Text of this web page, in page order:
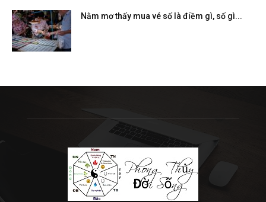
Nằm mơ thấy mua vé số là điềm gì, số gì...